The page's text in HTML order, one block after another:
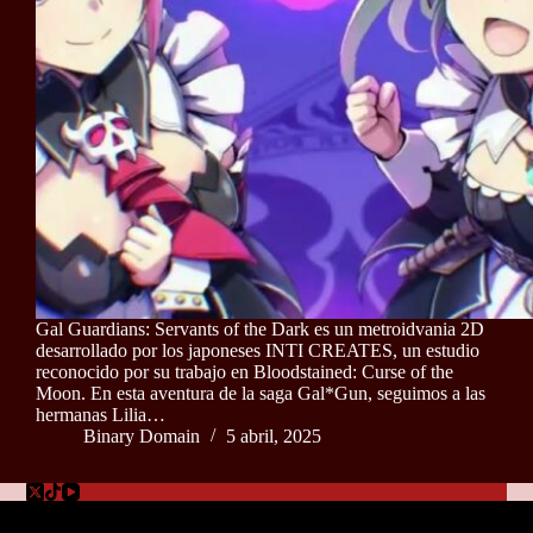
Gal Guardians: Servants of the Dark es un metroidvania 2D
desarrollado por los japoneses INTI CREATES, un estudio
reconocido por su trabajo en Bloodstained: Curse of the
Moon. En esta aventura de la saga Gal*Gun, seguimos a las
hermanas Lilia…
Binary Domain
5 abril, 2025